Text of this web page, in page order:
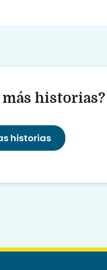
más historias?
historias